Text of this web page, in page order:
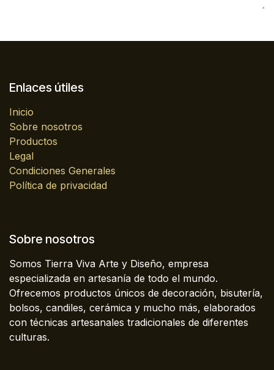
Enlaces útiles
Inicio
Sobre nosotros
Productos
Legal
Condiciones Generales
Política de privacidad
Sobre nosotros
Somos Tierra Viva Arte y Diseño, empresa
especializada en artesanía de todo el mundo.
Ofrecemos productos únicos de decoración, bisutería,
bolsos, candiles, cerámica y mucho más, elaborados
con técnicas artesanales tradicionales de diferentes
culturas.